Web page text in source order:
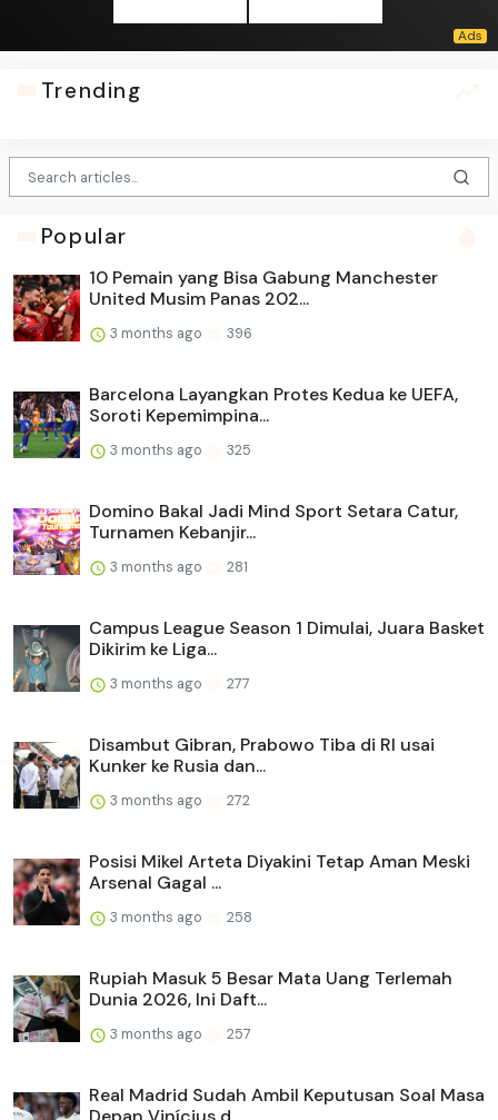
Trending
Popular
10 Pemain yang Bisa Gabung Manchester
United Musim Panas 202...
3 months ago 396
Barcelona Layangkan Protes Kedua ke UEFA,
Soroti Kepemimpina...
3 months ago 325
Domino Bakal Jadi Mind Sport Setara Catur,
Turnamen Kebanjir...
3 months ago 281
Campus League Season 1 Dimulai, Juara Basket
Dikirim ke Liga...
3 months ago 277
Disambut Gibran, Prabowo Tiba di RI usai
Kunker ke Rusia dan...
3 months ago 272
Posisi Mikel Arteta Diyakini Tetap Aman Meski
Arsenal Gagal ...
3 months ago 258
Rupiah Masuk 5 Besar Mata Uang Terlemah
Dunia 2026, Ini Daft...
3 months ago 257
Real Madrid Sudah Ambil Keputusan Soal Masa